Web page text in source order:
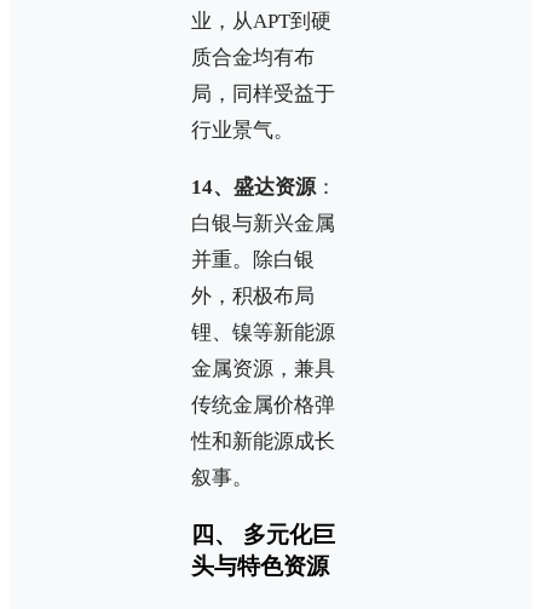
业，从APT到硬
质合金均有布
局，同样受益于
行业景气。
14、盛达资源：
白银与新兴金属
并重。除白银
外，积极布局
锂、镍等新能源
金属资源，兼具
传统金属价格弹
性和新能源成长
叙事。
四、 多元化巨
头与特色资源